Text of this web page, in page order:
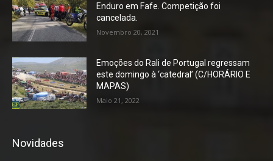
Enduro em Fafe. Competição foi
cancelada.
Novembro 20, 2021
Emoções do Rali de Portugal regressam
este domingo à ‘catedral’ (C/HORÁRIO E
MAPAS)
Maio 21, 2022
Novidades